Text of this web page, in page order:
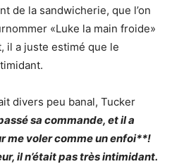
de la sandwicherie, que l’on
«Luke la main froide»
il a juste estimé que le
divers peu banal, Tucker
sa commande, et il a
me voler comme un enfoi**!
il n’était pas très intimidant.